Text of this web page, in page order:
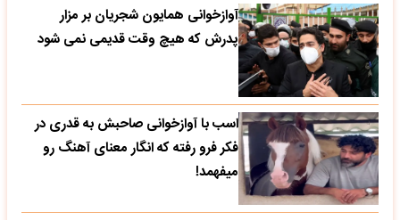
آوازخوانی همایون شجریان بر مزار
پدرش که هیچ وقت قدیمی نمی شود
اسب با آوازخوانی صاحبش به قدری در
فکر فرو رفته که انگار معنای آهنگ رو
میفهمد!